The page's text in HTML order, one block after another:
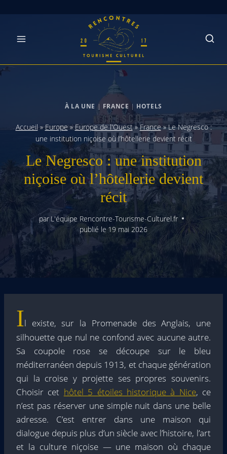
À LA UNE | FRANCE | HOTELS
Accueil»Europe»Europe de l'Ouest»France»Le Negresco :
une institution niçoise où l’hôtellerie devient récit
Le Negresco : une institution
niçoise où l’hôtellerie devient
récit
parL'équipe Rencontre-Tourisme-Culturel.fr
publié le 19 mai 2026
Il existe, sur la Promenade des Anglais, une
silhouette que nul ne confond avec aucune autre.
Sa coupole rose se découpe sur le bleu
méditerranéen depuis 1913, et chaque génération
qui la croise y projette ses propres souvenirs.
Choisir cet hôtel 5 étoiles historique à Nice, ce
n’est pas réserver une simple nuit dans une belle
adresse. C’est entrer dans une maison qui
dialogue depuis plus d’un siècle avec l’histoire, l’art
et la culture niçoise — une maison où chaque